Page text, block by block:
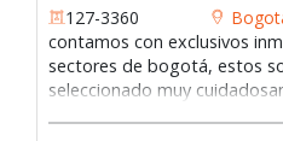
127-3360
contamos con exclusivos
sectores de bogotá, estos
seleccionado muy